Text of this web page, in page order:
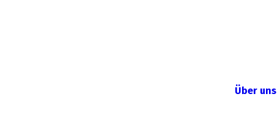
Über uns